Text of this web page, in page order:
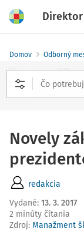
Direktor
Domov Odborný
Novely
redakcia
Vydané: 13. 3. 2017
2 minúty čítania
Zdroj: Manažment